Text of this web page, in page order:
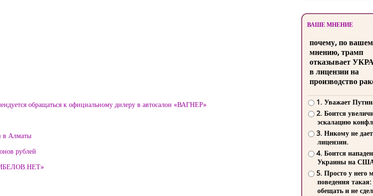
обращаться к официальному дилеру в автосалон «ВАГНЕР»
в Алматы
рублей
ВАШЕ МНЕНИЕ
почему, по
мнению, трамп
отказывает
в лицензии на
производство
1. Уважает
2. Боится
эскалацию
3. Никому не
лицензии.
4. Боится
Украины на
5. Просто у него
поведения такая:
обещать и не